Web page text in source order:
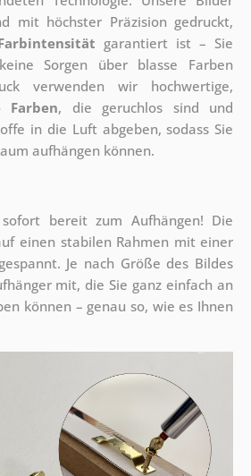
mit höchster Präzision gedruckt,
garantiert ist – Sie
Sorgen über blasse Farben
verwenden wir hochwertige,
Farben, die geruchlos sind und
in die Luft abgeben, sodass Sie
aufhängen können.
bereit zum Aufhängen! Die
einen stabilen Rahmen mit einer
Je nach Größe des Bildes
mit, die Sie ganz einfach an
können – genau so, wie es Ihnen